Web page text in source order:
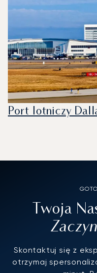
Port lotniczy
Twoja
Skontaktuj się z
otrzymaj